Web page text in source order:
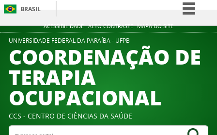
ACESSIBILIDADE ALTO CONTRASTE MAPA DO SITE
BRASIL
Simplifique!
Participe
Acesso à informação
Canais
UNIVERSIDADE FEDERAL DA PARAÍBA - UFPB
COORDENAÇÃO DE
TERAPIA
OCUPACIONAL
CCS - CENTRO DE CIÊNCIAS DA SAÚDE
Buscar no portal